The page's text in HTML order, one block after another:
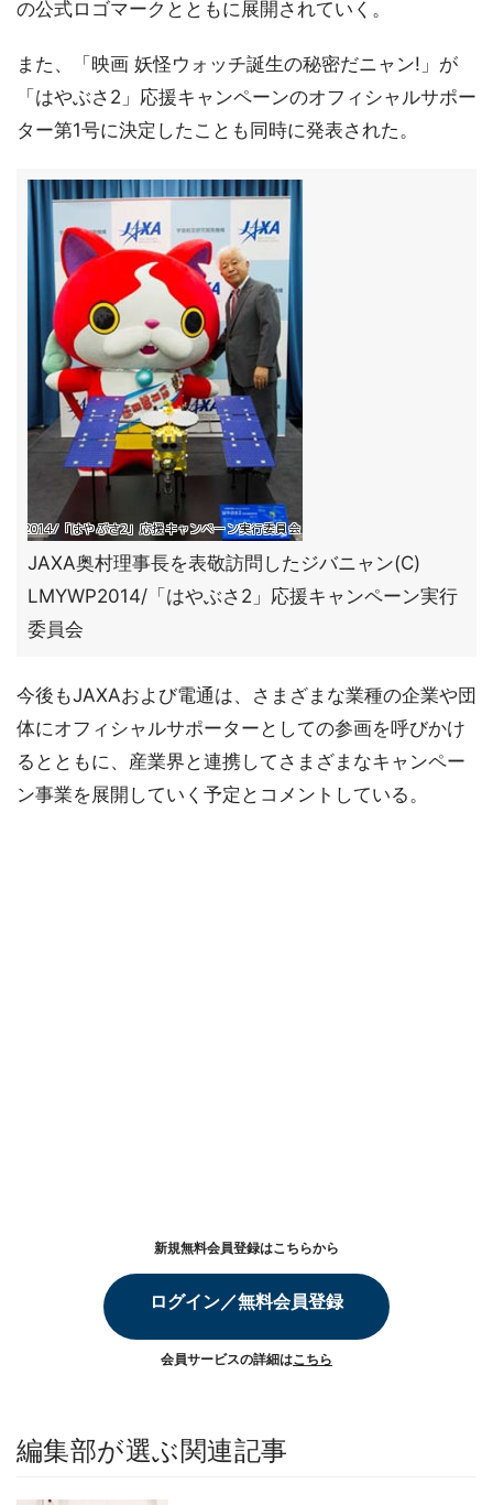
の公式ロゴマークとともに展開されていく。
また、「映画 妖怪ウォッチ誕生の秘密だニャン!」が
「はやぶさ2」応援キャンペーンのオフィシャルサポー
ター第1号に決定したことも同時に発表された。
JAXA奥村理事長を表敬訪問したジバニャン(C)
LMYWP2014/「はやぶさ2」応援キャンペーン実行
委員会
今後もJAXAおよび電通は、さまざまな業種の企業や団
体にオフィシャルサポーターとしての参画を呼びかけ
るとともに、産業界と連携してさまざまなキャンペー
ン事業を展開していく予定とコメントしている。
新規無料会員登録はこちらから
ログイン／無料会員登録
会員サービスの詳細はこちら
編集部が選ぶ関連記事